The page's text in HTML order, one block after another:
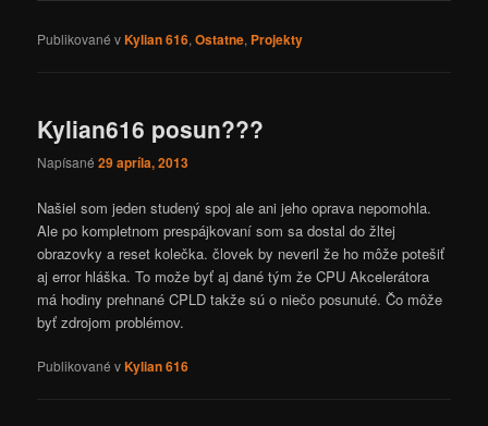
Publikované vKylian 616,Ostatne, Projekty
Kylian616 posun???
Napísané29 apríla, 2013
Našiel som jeden studený spoj ale ani jeho oprava nepomohla.
Ale po kompletnom prespájkovaní som sa dostal do žltej
obrazovky a reset kolečka. človek by neveril že ho môže potešiť
aj error hláška. To može byť aj dané tým že CPU Akcelerátora
má hodiny prehnané CPLD takže sú o niečo posunuté. Čo môže
byť zdrojom problémov.
Publikované vKylian 616